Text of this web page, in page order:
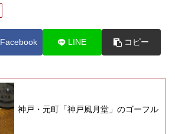
Facebook LINE コピー
神戸・元町「神戸風月堂」のゴーフル